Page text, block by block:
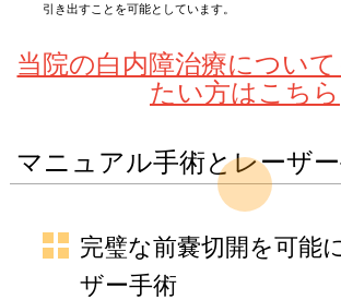
引き出すことを可能としています。
当院の白内障治療につい
たい方はこちら
マニュアル手術とレーザ
完璧な前嚢切開を可能
ザー手術